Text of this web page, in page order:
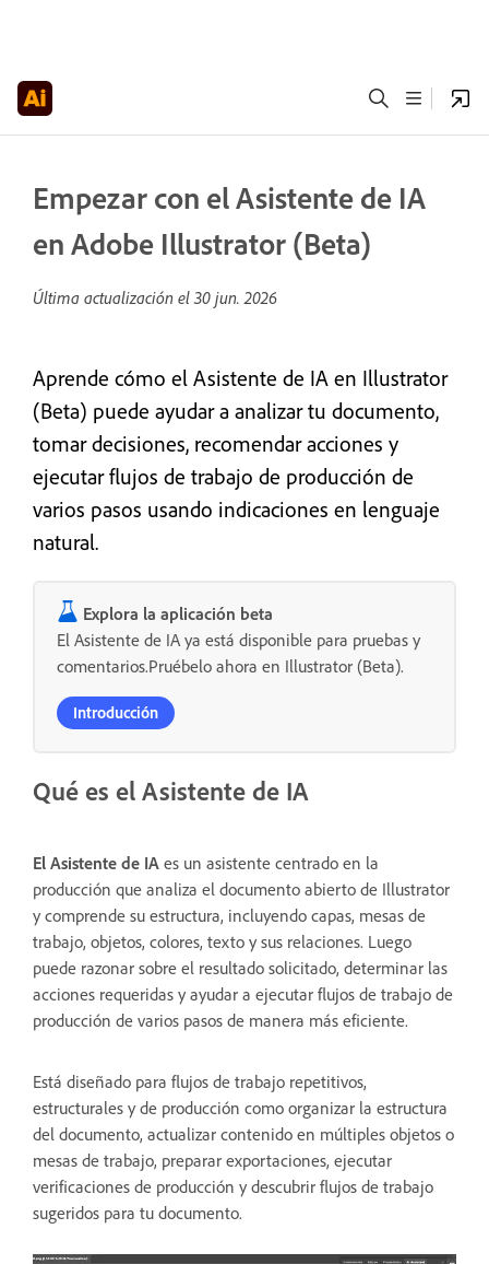
Empezar con el Asistente de IA
en Adobe Illustrator (Beta)
Última actualización el 30 jun. 2026
Aprende cómo el Asistente de IA en Illustrator
(Beta) puede ayudar a analizar tu documento,
tomar decisiones, recomendar acciones y
ejecutar flujos de trabajo de producción de
varios pasos usando indicaciones en lenguaje
natural.
Explora la aplicación beta
El Asistente de IA ya está disponible para pruebas y
comentarios.Pruébelo ahora en Illustrator (Beta).
Introducción
Qué es el Asistente de IA
El Asistente de IA es un asistente centrado en la
producción que analiza el documento abierto de Illustrator
y comprende su estructura, incluyendo capas, mesas de
trabajo, objetos, colores, texto y sus relaciones. Luego
puede razonar sobre el resultado solicitado, determinar las
acciones requeridas y ayudar a ejecutar flujos de trabajo de
producción de varios pasos de manera más eficiente.
Está diseñado para flujos de trabajo repetitivos,
estructurales y de producción como organizar la estructura
del documento, actualizar contenido en múltiples objetos o
mesas de trabajo, preparar exportaciones, ejecutar
verificaciones de producción y descubrir flujos de trabajo
sugeridos para tu documento.